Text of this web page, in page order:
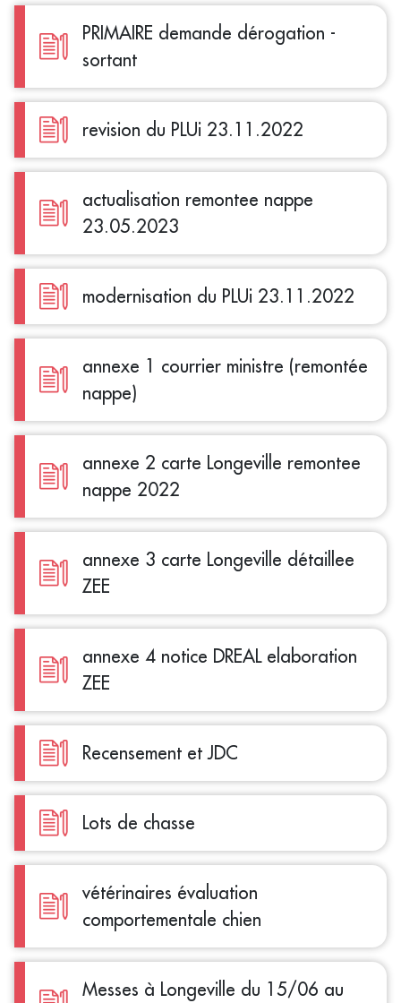
PRIMAIRE demande dérogation -
sortant
revision du PLUi 23.11.2022
actualisation remontee nappe
23.05.2023
modernisation du PLUi 23.11.2022
annexe 1 courrier ministre (remontée
nappe)
annexe 2 carte Longeville remontee
nappe 2022
annexe 3 carte Longeville détaillee
ZEE
annexe 4 notice DREAL elaboration
ZEE
Recensement et JDC
Lots de chasse
vétérinaires évaluation
comportementale chien
Messes à Longeville du 15/06 au